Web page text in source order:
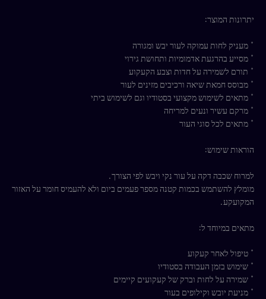
יתרונות המוצר:
* מעניק לחות עמוקה לעור יבש ומגורה
* מסייע בהרגעת אדמומיות ותחושת גירוי
* תורם לשמירה על חדות וצבע הקעקוע
* מבוסס חמאת שיאה ורכיבים מזינים לעור
* מתאים לשימוש מקצועי בסטודיו וגם לשימוש ביתי
* מרקם עשיר ונעים למריחה
* מתאים לכל סוגי העור
הוראות שימוש:
למרוח שכבה דקה על עור נקי ויבש לפי הצורך.
מומלץ להשתמש בכמות קטנה מספר פעמים ביום ולא להעמיס חומר על האזור
המקועקע.
מתאים במיוחד ל:
* טיפול לאחר קעקוע
* שימוש בזמן העבודה בסטודיו
* שמירה על לחות וברק של קעקועים קיימים
* מניעת יובש וקילופים בעור